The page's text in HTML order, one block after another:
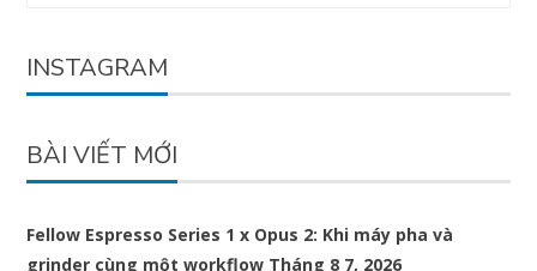
INSTAGRAM
BÀI VIẾT MỚI
Fellow Espresso Series 1 x Opus 2: Khi máy pha và
grinder cùng một workflow Tháng 8 7, 2026